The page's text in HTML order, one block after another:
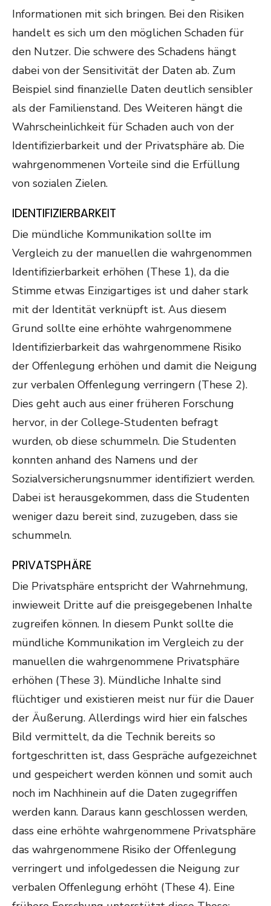
Informationen mit sich bringen. Bei den Risiken
handelt es sich um den möglichen Schaden für
den Nutzer. Die schwere des Schadens hängt
dabei von der Sensitivität der Daten ab. Zum
Beispiel sind finanzielle Daten deutlich sensibler
als der Familienstand. Des Weiteren hängt die
Wahrscheinlichkeit für Schaden auch von der
Identifizierbarkeit und der Privatsphäre ab. Die
wahrgenommenen Vorteile sind die Erfüllung
von sozialen Zielen.
IDENTIFIZIERBARKEIT
Die mündliche Kommunikation sollte im
Vergleich zu der manuellen die wahrgenommen
Identifizierbarkeit erhöhen (These 1), da die
Stimme etwas Einzigartiges ist und daher stark
mit der Identität verknüpft ist. Aus diesem
Grund sollte eine erhöhte wahrgenommene
Identifizierbarkeit das wahrgenommene Risiko
der Offenlegung erhöhen und damit die Neigung
zur verbalen Offenlegung verringern (These 2).
Dies geht auch aus einer früheren Forschung
hervor, in der College-Studenten befragt
wurden, ob diese schummeln. Die Studenten
konnten anhand des Namens und der
Sozialversicherungsnummer identifiziert werden.
Dabei ist herausgekommen, dass die Studenten
weniger dazu bereit sind, zuzugeben, dass sie
schummeln.
PRIVATSPHÄRE
Die Privatsphäre entspricht der Wahrnehmung,
inwieweit Dritte auf die preisgegebenen Inhalte
zugreifen können. In diesem Punkt sollte die
mündliche Kommunikation im Vergleich zu der
manuellen die wahrgenommene Privatsphäre
erhöhen (These 3). Mündliche Inhalte sind
flüchtiger und existieren meist nur für die Dauer
der Äußerung. Allerdings wird hier ein falsches
Bild vermittelt, da die Technik bereits so
fortgeschritten ist, dass Gespräche aufgezeichnet
und gespeichert werden können und somit auch
noch im Nachhinein auf die Daten zugegriffen
werden kann. Daraus kann geschlossen werden,
dass eine erhöhte wahrgenommene Privatsphäre
das wahrgenommene Risiko der Offenlegung
verringert und infolgedessen die Neigung zur
verbalen Offenlegung erhöht (These 4). Eine